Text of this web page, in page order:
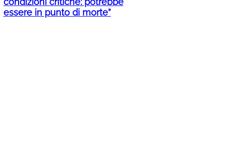
essere in punto di morte”